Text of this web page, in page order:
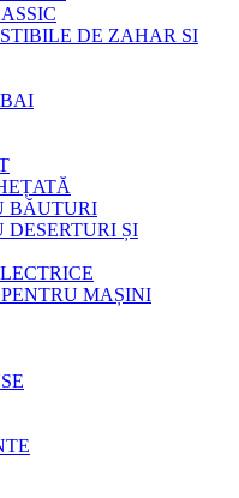
DE ZAHAR SI
BĂUTURI
DESERTURI ȘI
MAȘINI